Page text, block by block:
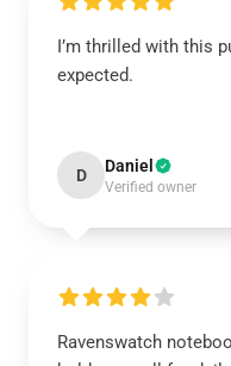
I’m thrilled with this
expected.
D Daniel
Verified owner
Ravenswatch